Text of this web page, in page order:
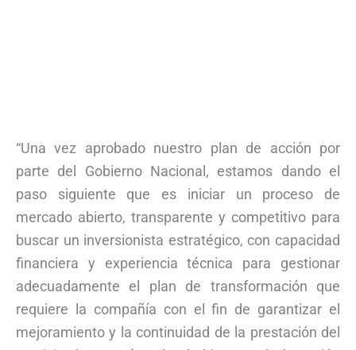
“Una vez aprobado nuestro plan de acción por
parte del Gobierno Nacional, estamos dando el
paso siguiente que es iniciar un proceso de
mercado abierto, transparente y competitivo para
buscar un inversionista estratégico, con capacidad
financiera y experiencia técnica para gestionar
adecuadamente el plan de transformación que
requiere la compañía con el fin de garantizar el
mejoramiento y la continuidad de la prestación del